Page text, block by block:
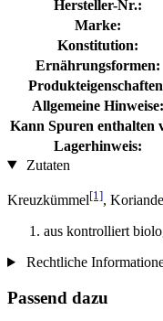
Hersteller-Nr.:
Marke:
Konstitution:
Ernährungsformen:
Allgemeine Hinweise:
Kann Spuren enthalten
Lagerhinweis:
Zutaten
Kreuzkümmel[1],
aus kontrolliert
Rechtliche
Passend dazu